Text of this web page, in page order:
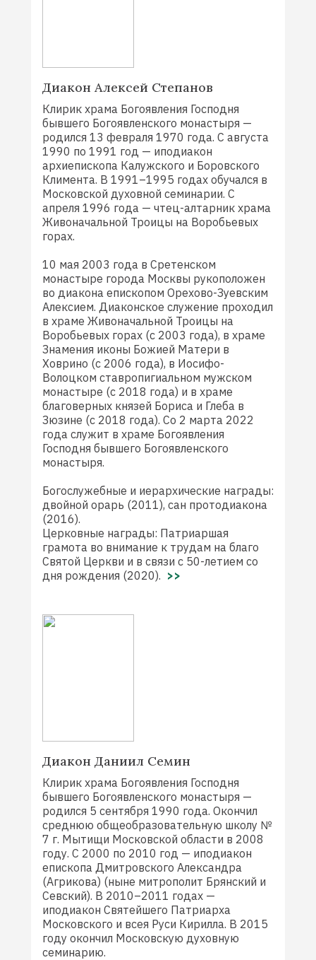
Диакон Алексей Степанов
Клирик храма Богоявления Господня
бывшего Богоявленского монастыря —
родился 13 февраля 1970 года. С августа
1990 по 1991 год — иподиакон
архиепископа Калужского и Боровского
Климента. В 1991–1995 годах обучался в
Московской духовной семинарии. С
апреля 1996 года — чтец-алтарник храма
Живоначальной Троицы на Воробьевых
горах.
10 мая 2003 года в Сретенском
монастыре города Москвы рукоположен
во диакона епископом Орехово-Зуевским
Алексием. Диаконское служение проходил
в храме Живоначальной Троицы на
Воробьевых горах (с 2003 года), в храме
Знамения иконы Божией Матери в
Ховрино (с 2006 года), в Иосифо-
Волоцком ставропигиальном мужском
монастыре (с 2018 года) и в храме
благоверных князей Бориса и Глеба в
Зюзине (с 2018 года). Со 2 марта 2022
года служит в храме Богоявления
Господня бывшего Богоявленского
монастыря.
Богослужебные и иерархические награды:
двойной орарь (2011), сан протодиакона
(2016).
Церковные награды: Патриаршая
грамота во внимание к трудам на благо
Святой Церкви и в связи с 50-летием со
дня рождения (2020). >>
Диакон Даниил Семин
Клирик храма Богоявления Господня
бывшего Богоявленского монастыря —
родился 5 сентября 1990 года. Окончил
среднюю общеобразовательную школу №
7 г. Мытищи Московской области в 2008
году. С 2000 по 2010 год — иподиакон
епископа Дмитровского Александра
(Агрикова) (ныне митрополит Брянский и
Севский). В 2010–2011 годах —
иподиакон Святейшего Патриарха
Московского и всея Руси Кирилла. В 2015
году окончил Московскую духовную
семинарию.